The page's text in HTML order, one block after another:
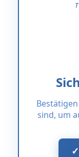
sind, um
✓